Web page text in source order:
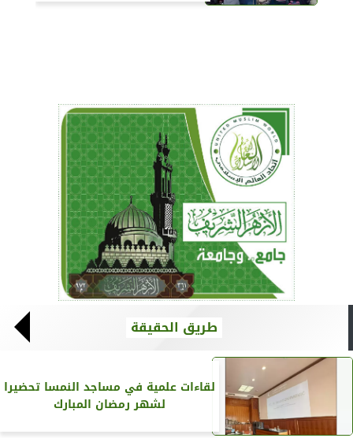
طريق الحقيقة
لقاءات علمية في مساجد النمسا تحضيرا
لشهر رمضان المبارك